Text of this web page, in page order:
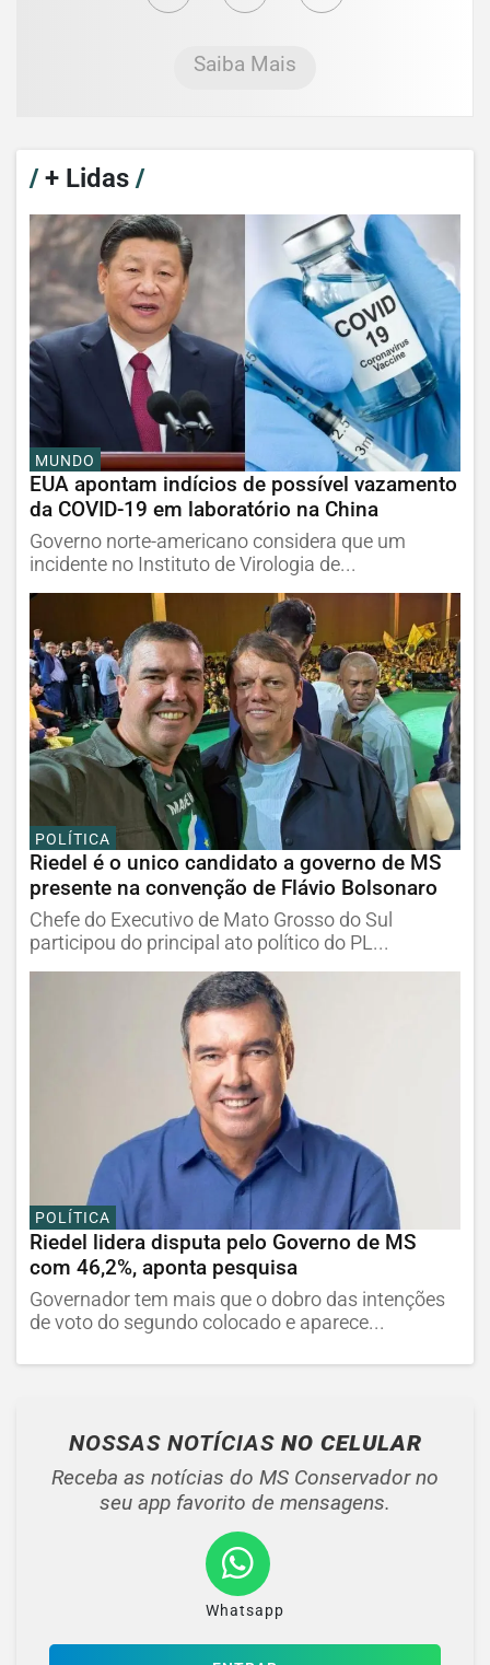
Saiba Mais
/+ Lidas /
MUNDO
EUA apontam indícios de possível vazamento
da COVID-19 em laboratório na China
Governo norte-americano considera que um
incidente no Instituto de Virologia de...
POLÍTICA
Riedel é o unico candidato a governo de MS
presente na convenção de Flávio Bolsonaro
Chefe do Executivo de Mato Grosso do Sul
participou do principal ato político do PL...
POLÍTICA
Riedel lidera disputa pelo Governo de MS
com 46,2%, aponta pesquisa
Governador tem mais que o dobro das intenções
de voto do segundo colocado e aparece...
NOSSAS NOTÍCIAS NO CELULAR
Receba as notícias do MS Conservador no
seu app favorito de mensagens.
Whatsapp